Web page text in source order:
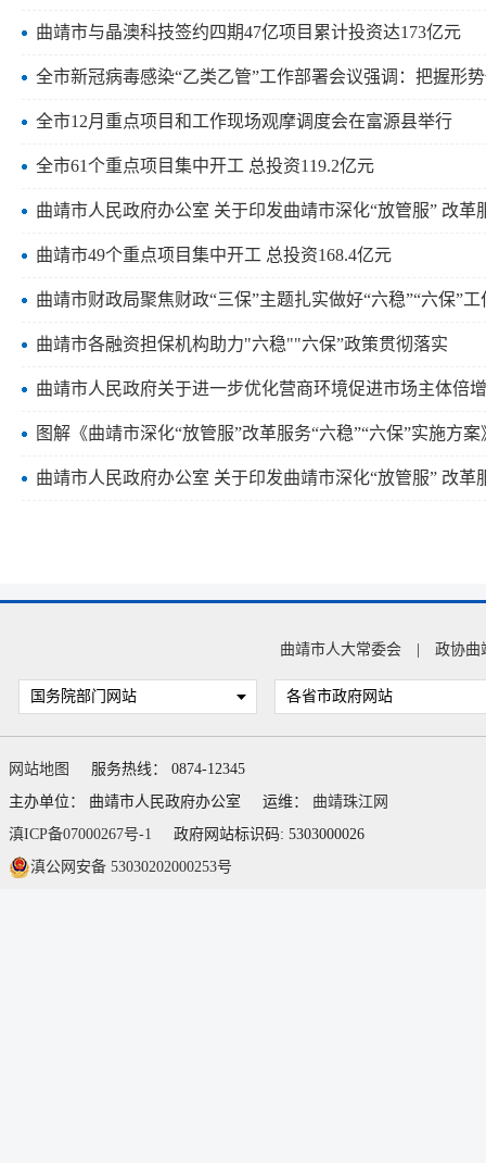
曲靖市与晶澳科技签约四期47亿项目累计投资达173亿元
全市新冠病毒感染“乙类乙管”工作部署会议强调：把握形
全市12月重点项目和工作现场观摩调度会在富源县举行
全市61个重点项目集中开工 总投资119.2亿元
曲靖市人民政府办公室 关于印发曲靖市深化“放管服” 改革
曲靖市49个重点项目集中开工 总投资168.4亿元
曲靖市财政局聚焦财政“三保”主题扎实做好“六稳”“六保”工
曲靖市各融资担保机构助力"六稳""六保”政策贯彻落实
曲靖市人民政府关于进一步优化营商环境促进市场主体倍
图解《曲靖市深化“放管服”改革服务“六稳”“六保”实施方案
曲靖市人民政府办公室 关于印发曲靖市深化“放管服” 改革
曲靖市人大常委会 政协曲
国务院部门网站 各省市政府网站
网站地图
服务热线： 0874-12345
主办单位： 曲靖市人民政府办公室
运维： 曲靖珠江网
滇ICP备07000267号-1
政府网站标识码: 5303000026
滇公网安备 53030202000253号